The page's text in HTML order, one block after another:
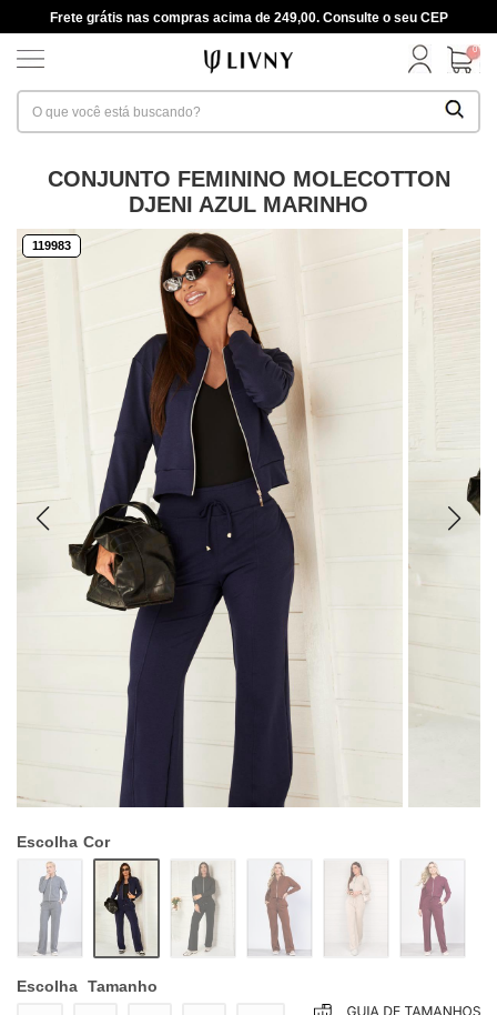
Frete grátis nas compras acima de 249,00. Consulte o seu CEP
0
CONJUNTO FEMININO MOLECOTTON
DJENI AZUL MARINHO
119983
Escolha Cor
Escolha Tamanho